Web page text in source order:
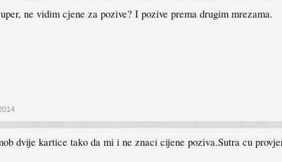
ne vidim cjene za pozive? I pozive prema drugim mrezama.
dvije kartice tako da mi i ne znaci cijene poziva.Sutra cu